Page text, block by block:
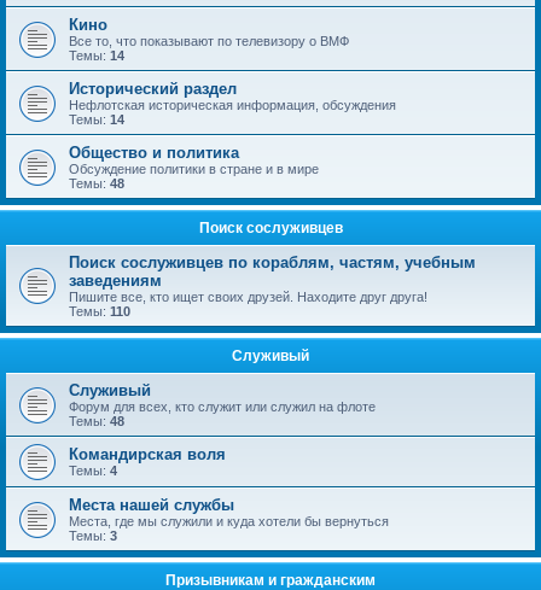
Кино
Все то, что показывают по телевизору о ВМФ
Темы: 14
Исторический раздел
Нефлотская историческая информация, обсуждения
Темы: 14
Общество и политика
Обсуждение политики в стране и в мире
Темы: 48
Поиск сослуживцев
Поиск сослуживцев по кораблям, частям, учебным
заведениям
Пишите все, кто ищет своих друзей. Находите друг друга!
Темы: 110
Служивый
Служивый
Форум для всех, кто служит или служил на флоте
Темы: 48
Командирская воля
Темы: 4
Места нашей службы
Места, где мы служили и куда хотели бы вернуться
Темы: 3
Призывникам и гражданским